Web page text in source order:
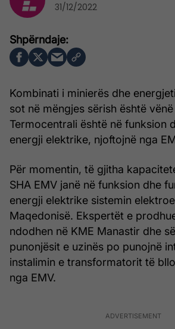
Kombinati i minierës dhe
sot në mëngjes sërish është
Termocentrali është në funksion
energji elektrike, njoftojnë nga
Për momentin, të gjitha
SHA EMV janë në funksion dhe
energji elektrike sistemin
Maqedonisë. Ekspertët e
ndodhen në KME Manastir dhe
punonjësit e uzinës po punojnë
instalimin e transformatorit të
nga EMV.
31/12/2022